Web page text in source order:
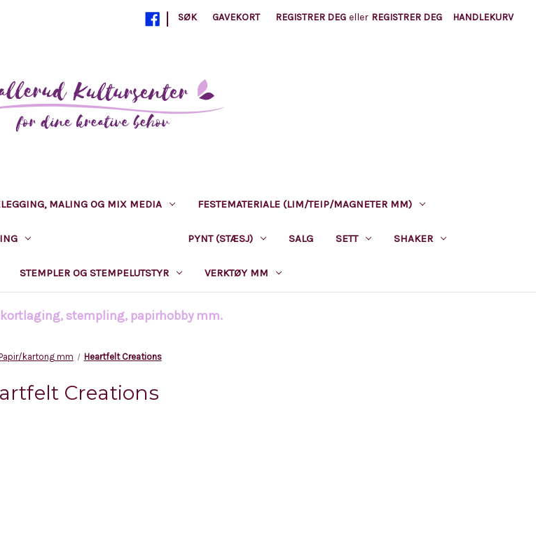
| SØK GAVEKORT REGISTRER DEG eller REGISTRER DEG HANDLEKURV
MALING OG MIX MEDIA FESTEMATERIALE (LIM/TEIP/MAGNETER MM)
PYNT (STÆSJ) SALG SETT SHAKER
STEMPLER OG STEMPELUTSTYR VERKTØY MM
stempling, papirhobby mm.
kartong mm Heartfelt Creations
Creations